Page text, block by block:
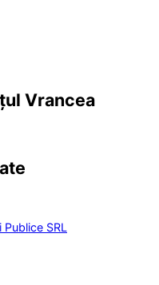
Vrancea
Publice SRL